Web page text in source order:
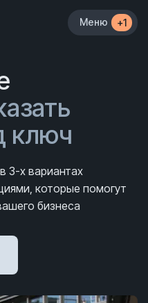
Меню +1
ключ
3-х вариантах
которые помогут
бизнеса